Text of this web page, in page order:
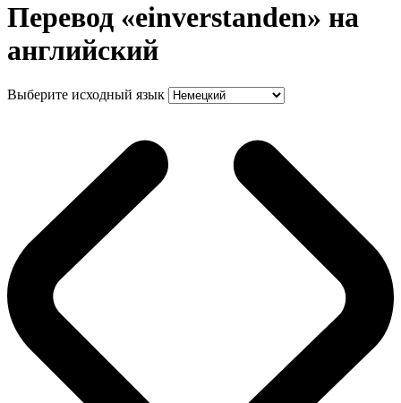
Перевод «einverstanden» на
английский
Выберите исходный язык